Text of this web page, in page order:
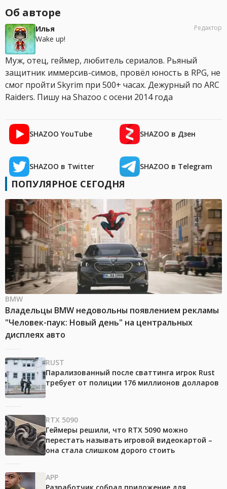
Об авторе
Илья
Wake up!
Редактор
Муж, отец, геймер, любитель сериалов. Рьяный
защитник иммерсив-симов, провёл юность в RPG, не
смог пройти Skyrim при 500+ часах. Дежурный по ARC
Raiders. Пишу на Shazoo с осени 2014 года
SHAZOO YouTube SHAZOO в Дзен
SHAZOO в Twitter SHAZOO в Telegram
ПОПУЛЯРНОЕ СЕГОДНЯ
BMW
Владельцы BMW недовольны появлением рекламы
"Человек-паук: Новый день" на центральных
дисплеях авто
RUST
Парализованный после сваттинга игрок Rust
требует от полиции 176 миллионов долларов
RTX 5090
Геймеры решили, что RTX 5090 можно
перестать называть игровой видеокартой –
она стала слишком дорого стоить
APP